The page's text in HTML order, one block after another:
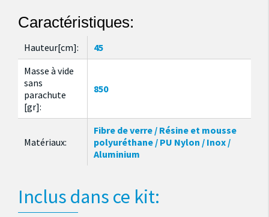
Caractéristiques:
Hauteur[cm]:
45
Masse à vide
sans
parachute
[gr]:
850
Matériaux:
Fibre de verre / Résine et mousse
polyuréthane / PU Nylon / Inox /
Aluminium
Inclus dans ce kit: